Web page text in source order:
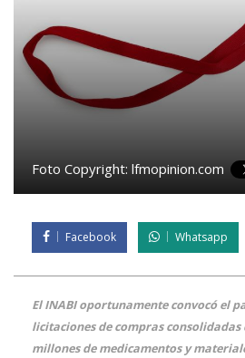
Foto Copyright: lfmopinion.com
Facebook Whatsapp
El INABI oportunamente convocó el
licitaciones de compras consolidadas
millones de medicamentos y